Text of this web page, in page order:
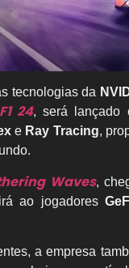
tecnologias da
24, será lançado
e Ray Tracing,
Waves,
ao jogadores
a empresa